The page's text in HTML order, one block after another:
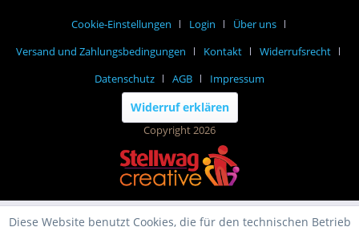
Cookie-Einstellungen Login
Über uns
Versand und Zahlungsbedingungen
Kontakt
Widerrufsrecht
Datenschutz
AGB Impressum
Widerruf erklären
Copyright 2026
Diese Website benutzt Cookies, die für den technischen Betrieb